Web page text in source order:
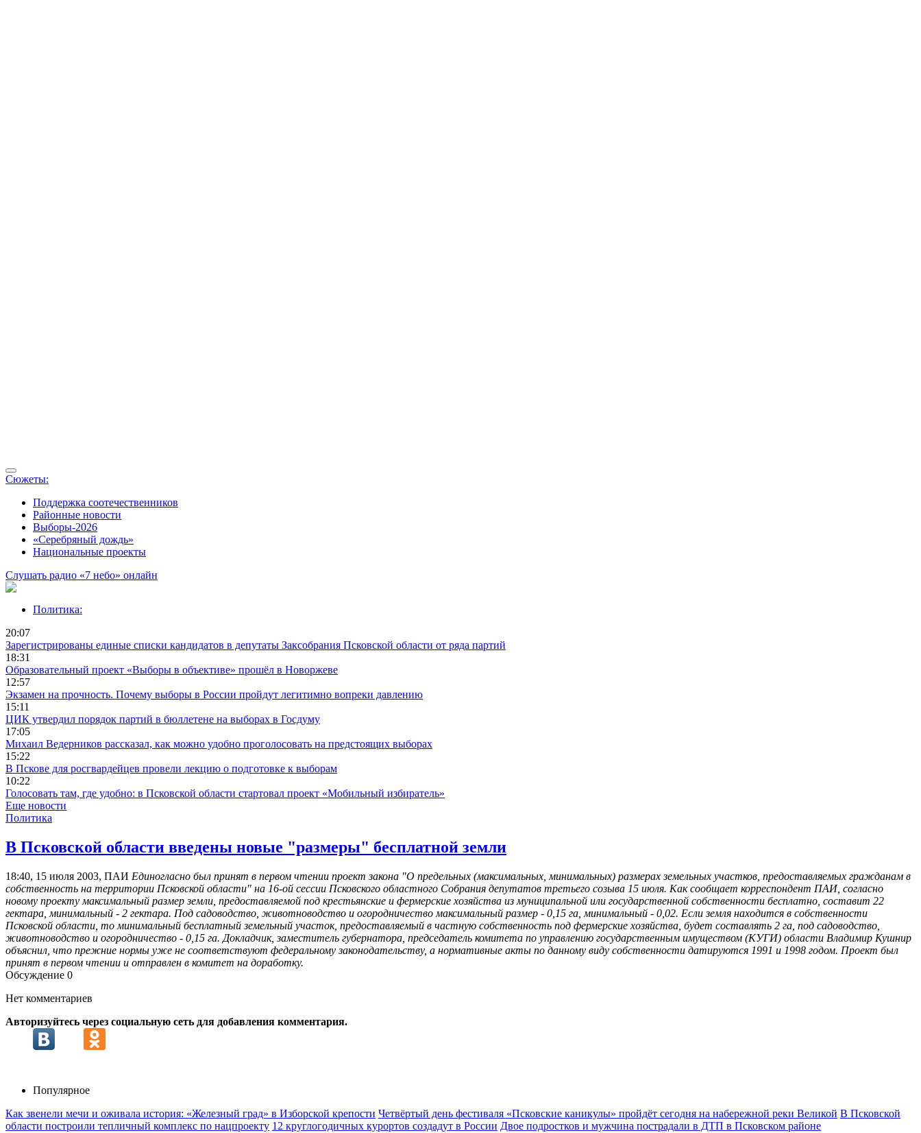
Сюжеты:
Поддержка соотечественников
Районные новости
Выборы-2026
«Серебряный дождь»
Национальные проекты
Слушать радио «7 небо» онлайн
Политика:
20:07
Зарегистрированы единые списки кандидатов в депутаты Заксобрания Псковской области от ряда партий
18:31
Образовательный проект «Выборы в объективе» прошёл в Новоржеве
12:57
Экзамен на прочность. Почему выборы в России пройдут легитимно вопреки давлению
15:11
ЦИК утвердил порядок партий в бюллетене на выборах в Госдуму
17:05
Михаил Ведерников рассказал, как можно удобно проголосовать на предстоящих выборах
15:22
В Пскове для росгвардейцев провели лекцию о подготовке к выборам
10:22
Голосовать там, где удобно: в Псковской области стартовал проект «Мобильный избиратель»
Еще новости
Политика
В Псковской области введены новые "размеры" бесплатной земли
18:40, 15 июля 2003, ПАИ Единогласно был принят в первом чтении проект закона "О предельных (максимальных, минимальных) размерах земельных участков, предоставляемых гражданам в
собственность на территории Псковской области" на 16-ой сессии Псковского областного Собрания депутатов третьего созыва 15 июля. Как сообщает корреспондент ПАИ, согласно
новому проекту максимальный размер земли, предоставляемой под крестьянские и фермерские хозяйства из муниципальной или государственной собственности бесплатно, составит 22
гектара, минимальный - 2 гектара. Под садоводство, животноводство и огородничество максимальный размер - 0,15 га, минимальный - 0,02. Если земля находится в собственности
Псковской области, то минимальный бесплатный земельный участок, предоставляемый в частную собственность под фермерские хозяйства, будет составлять 2 га, под садоводство,
животноводство и огородничество - 0,15 га. Докладчик, заместитель губернатора, председатель комитета по управлению государственным имуществом (КУГИ) области Владимир Кушнир
объяснил, что прежние нормы уже не соответствуют федеральному законодательству, а нормативные акты по данному виду собственности датируются 1991 и 1998 годом. Проект был
принят в первом чтении и отправлен в комитет на доработку.
Обсуждение 0
Нет комментариев
Авторизуйтесь через социальную сеть для добавления комментария.
Популярное
Как звенели мечи и оживала история: «Железный град» в Изборской крепости Четвёртый день фестиваля «Псковские каникулы» пройдёт сегодня на набережной реки Великой В Псковской
области построили тепличный комплекс по нацпроекту 12 круглогодичных курортов создадут в России Двое подростков и мужчина пострадали в ДТП в Псковском районе